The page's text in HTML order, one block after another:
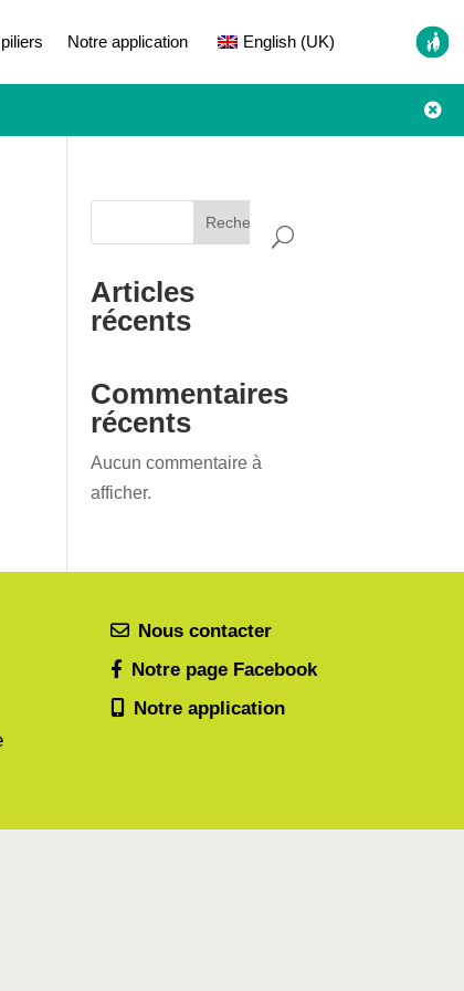
Notre application English (UK)

Rechercher
Articles
récents
Commentaires
récents
Aucun commentaire à
afficher.
Nous contacter
Notre page Facebook
Notre application